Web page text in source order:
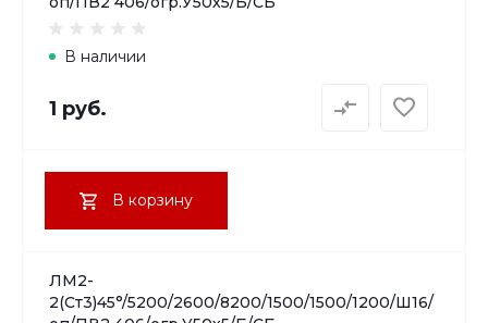
В наличии
1 руб.
В корзину
ЛМ2-
2(Ст3)45°/5200/2600/8200/1500/1500/1200/Ш16/